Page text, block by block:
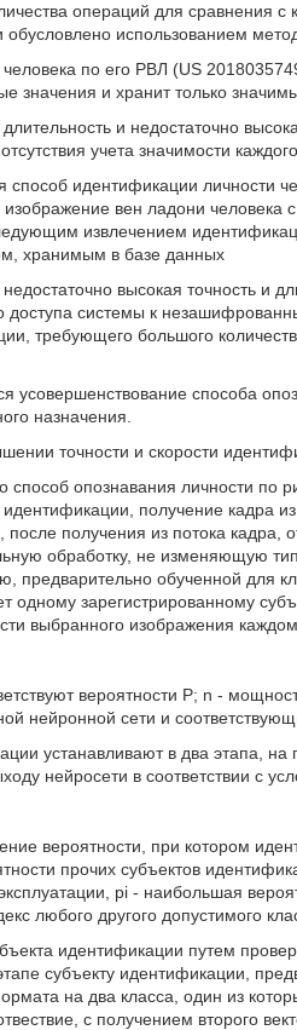
операций для сравнения
обусловлено использованием
по его РВЛ (US
значения и хранит только
и недостаточно
учета значимости
способ идентификации личности
вен ладони
извлечением
хранимым в базе данных
высокая точность и
доступа системы к
требующего большого
усовершенствование способа
назначения.
точности и скорости
способ опознавания личности
получение кадра
получения из потока
обработку, не изменяющую
предварительно обученной для
одному зарегистрированному
выбранного изображения
вероятности Р; n -
нейронной сети и
устанавливают в два этапа, на
нейросети в соответствии с
вероятности, при котором
прочих субъектов
pi - наибольшая
любого другого допустимого
идентификации путем
субъекту идентификации,
на два класса, один из
с получением второго